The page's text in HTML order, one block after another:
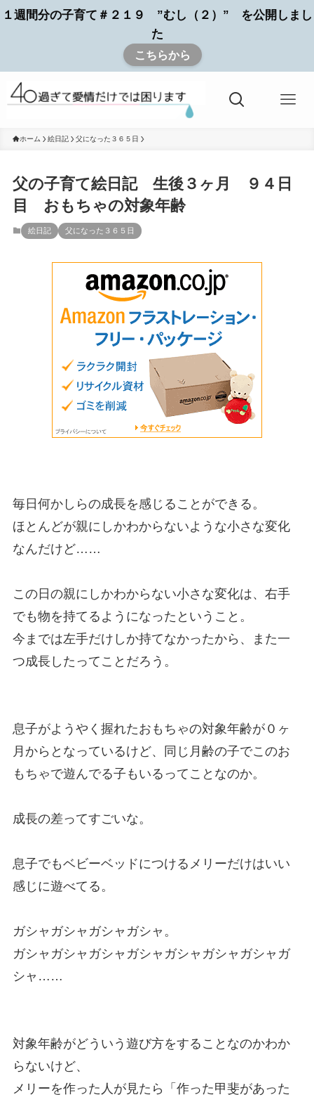
１週間分の子育て＃２１９ ”むし（２）” を公開しまし
た
こちらから
ホーム 絵日記 父になった３６５日
父の子育て絵日記 生後３ヶ月 ９４日
目 おもちゃの対象年齢
絵日記 父になった３６５日
毎日何かしらの成長を感じることができる。
ほとんどが親にしかわからないような小さな変化
なんだけど……
この日の親にしかわからない小さな変化は、右手
でも物を持てるようになったということ。
今までは左手だけしか持てなかったから、また一
つ成長したってことだろう。
息子がようやく握れたおもちゃの対象年齢が０ヶ
月からとなっているけど、同じ月齢の子でこのお
もちゃで遊んでる子もいるってことなのか。
成長の差ってすごいな。
息子でもベビーベッドにつけるメリーだけはいい
感じに遊べてる。
ガシャガシャガシャガシャ。
ガシャガシャガシャガシャガシャガシャガシャガ
シャ……
対象年齢がどういう遊び方をすることなのかわか
らないけど、
メリーを作った人が見たら「作った甲斐があった